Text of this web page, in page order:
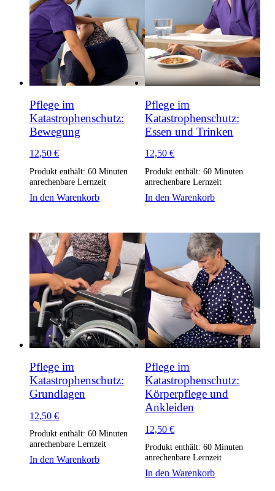
Pflege im
Katastrophenschutz:
Bewegung
12,50 €
Produkt enthält: 60 Minuten
anrechenbare Lernzeit
In den Warenkorb
Pflege im
Katastrophenschutz:
Essen und Trinken
12,50€
Produkt enthält: 60Minuten
anrechenbare Lernzeit
In den Warenkorb
Pflege im
Katastrophenschutz:
Grundlagen
12,50 €
Produkt enthält: 60 Minuten
anrechenbare Lernzeit
In den Warenkorb
Pflege im
Katastrophenschutz:
Körperpflege und
Ankleiden
12,50€
Produkt enthält: 60Minuten
anrechenbare Lernzeit
In den Warenkorb